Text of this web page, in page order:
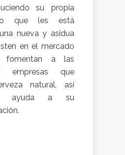
su propia
que les está
nueva y asidua
en el mercado
fomentan a las
empresas que
natural, así
ayuda a su